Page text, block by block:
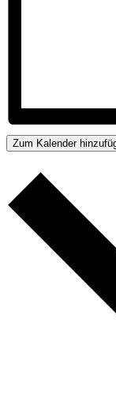
Zum Kalender